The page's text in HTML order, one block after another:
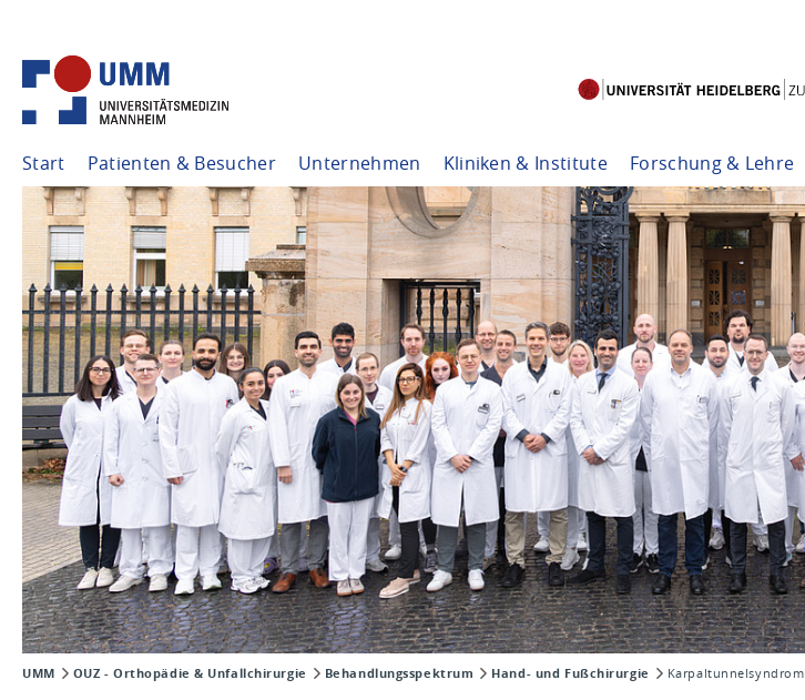
Start Patienten & Besucher Unternehmen Kliniken & Institute Forschung & Lehre
UMM OUZ - Orthopädie & Unfallchirurgie Behandlungsspektrum Hand- und Fußchirurgie Karpaltunnelsyndrom